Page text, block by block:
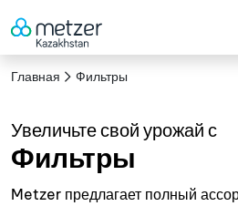
Главная Фильтры
Увеличьте свой урожай с
Фильтры
Metzer предлагает полный